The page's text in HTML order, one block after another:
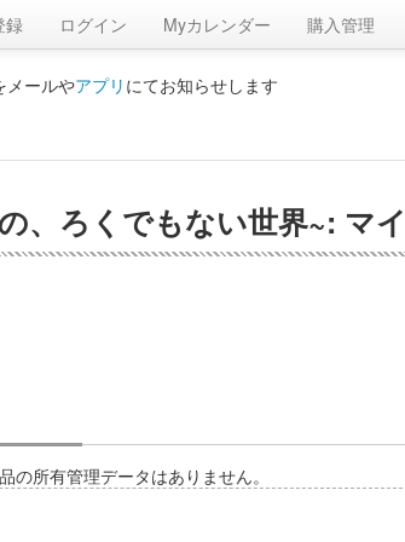
録 ログイン Myカレンダー 購入管理
メールやアプリ にてお知らせします
、ろくでもない世界~: マ
の所有管理データはありません。